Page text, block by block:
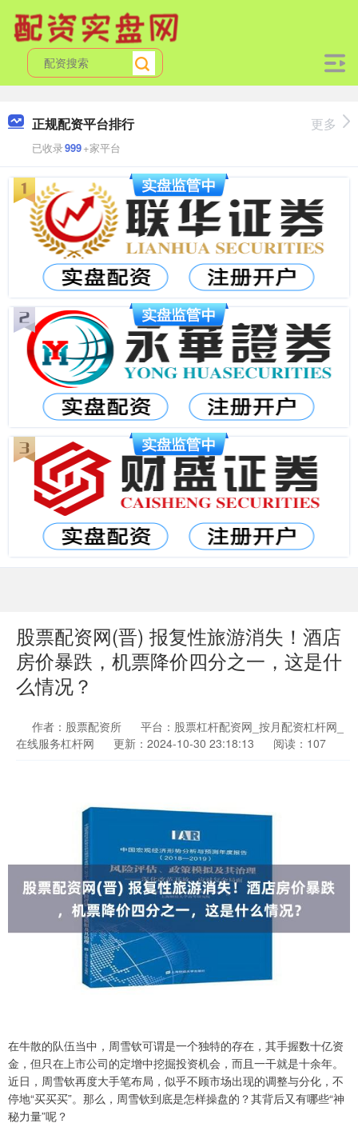
正规配资平台排行
已收录999+家平台
更多
股票配资网(晋) 报复性旅游消失！酒店
房价暴跌，机票降价四分之一，这是什
么情况？
作者：股票配资所
平台：股票杠杆配资网_按月配资杠杆网_
在线服务杠杆网
更新：2024-10-30 23:18:13 阅读：107
在牛散的队伍当中，周雪钦可谓是一个独特的存在，其手握数十亿资
金，但只在上市公司的定增中挖掘投资机会，而且一干就是十余年。
近日，周雪钦再度大手笔布局，似乎不顾市场出现的调整与分化，不
停地“买买买”。那么，周雪钦到底是怎样操盘的？其背后又有哪些“神
秘力量”呢？